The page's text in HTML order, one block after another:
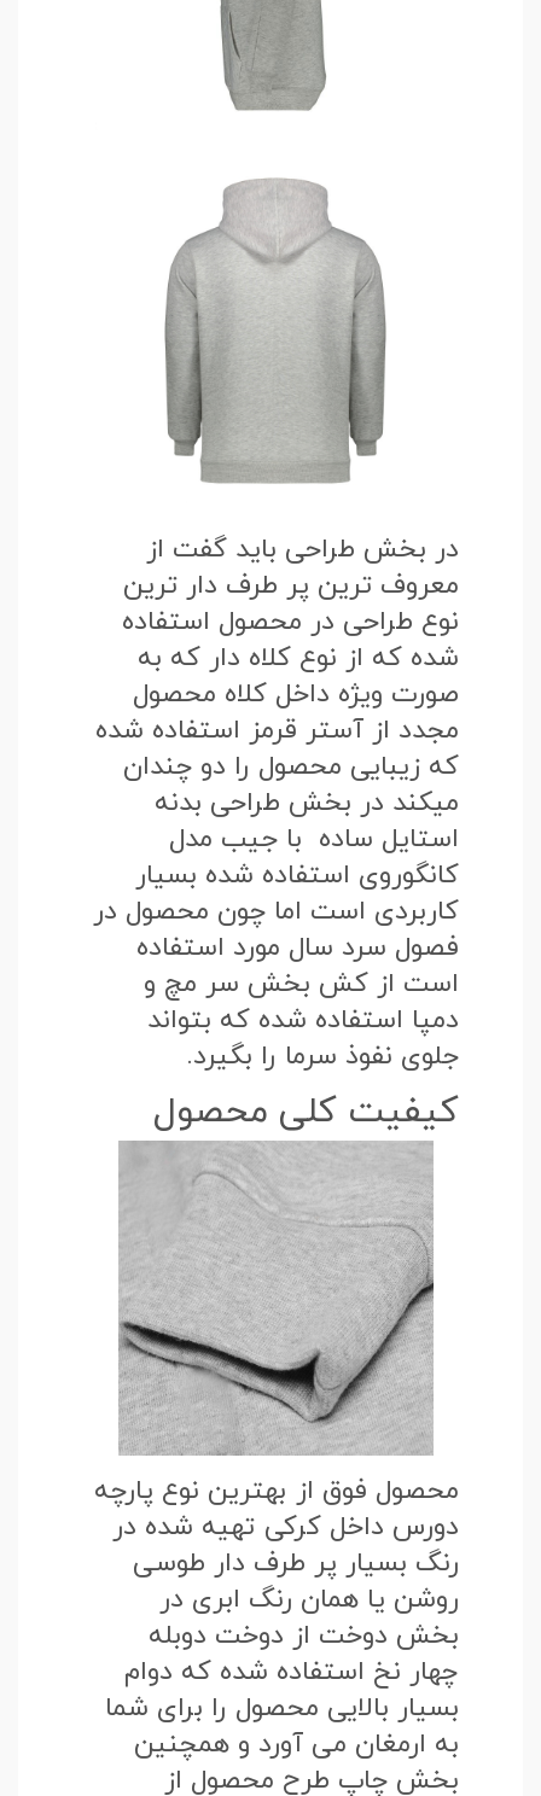
در بخش طراحی باید گفت از
معروف ترین پر طرف دار ترین
نوع طراحی در محصول استفاده
شده که از نوع کلاه دار که به
صورت ویژه داخل کلاه محصول
مجدد از آستر قرمز استفاده شده
که زیبایی محصول را دو چندان
میکند در بخش طراحی بدنه
استایل ساده با جیب مدل
کانگوروی استفاده شده بسیار
کاربردی است اما چون محصول در
فصول سرد سال مورد استفاده
است از کش بخش سر مچ و
دمپا استفاده شده که بتواند
جلوی نفوذ سرما را بگیرد.
کیفیت کلی محصول
محصول فوق از بهترین نوع پارچه
دورس داخل کرکی تهیه شده در
رنگ بسیار پر طرف دار طوسی
روشن یا همان رنگ ابری در
بخش دوخت از دوخت دوبله
چهار نخ استفاده شده که دوام
بسیار بالایی محصول را برای شما
به ارمغان می آورد و همچنین
بخش چاپ طرح محصول از